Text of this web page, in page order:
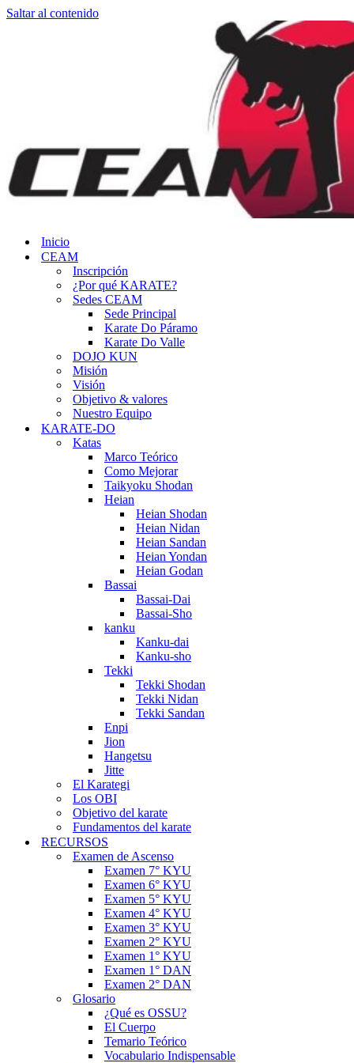
Saltar al contenido
Inicio
CEAM
Inscripción
¿Por qué KARATE?
Sedes CEAM
Sede Principal
Karate Do Páramo
Karate Do Valle
DOJO KUN
Misión
Visión
Objetivo & valores
Nuestro Equipo
KARATE-DO
Katas
Marco Teórico
Como Mejorar
Taikyoku Shodan
Heian
Heian Shodan
Heian Nidan
Heian Sandan
Heian Yondan
Heian Godan
Bassai
Bassai-Dai
Bassai-Sho
kanku
Kanku-dai
Kanku-sho
Tekki
Tekki Shodan
Tekki Nidan
Tekki Sandan
Enpi
Jion
Hangetsu
Jitte
El Karategi
Los OBI
Objetivo del karate
Fundamentos del karate
RECURSOS
Examen de Ascenso
Examen 7° KYU
Examen 6° KYU
Examen 5° KYU
Examen 4° KYU
Examen 3° KYU
Examen 2° KYU
Examen 1° KYU
Examen 1° DAN
Examen 2° DAN
Glosario
¿Qué es OSSU?
El Cuerpo
Temario Teórico
Vocabulario Indispensable